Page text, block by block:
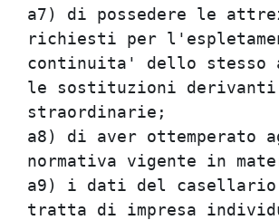
a7) di possedere le
richiesti per
continuita' dello
le sostituzioni
a8) di aver
a9) i dati del
tratta di impresa